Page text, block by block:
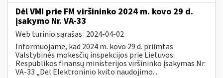
Dėl VMI prie FM viršininko 2024 m. kovo 29 d.
įsakymo Nr. VA-33
Web turinio sąrašas 2024-04-02
Informuojame, kad 2024 m. kovo 29 d. priimtas
Valstybinės mokesčių inspekcijos prie Lietuvos
Respublikos finansų ministerijos viršininko įsakymas Nr.
VA-33 „Dėl Elektroninio kvito naudojimo...